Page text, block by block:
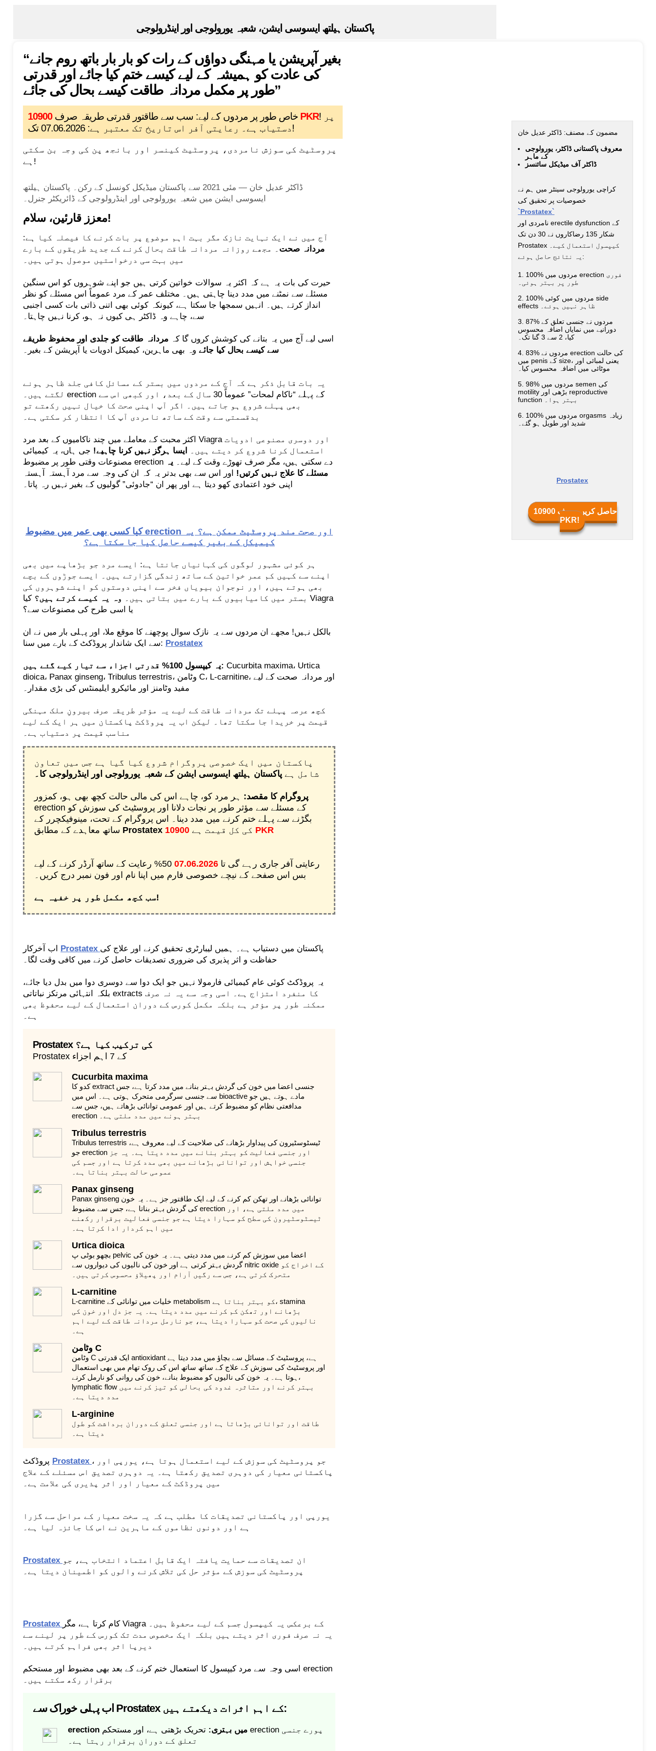
پاکستان ہیلتھ ایسوسی ایشن، شعبہ یورولوجی اور اینڈرولوجی
“بغیر آپریشن یا مہنگی دواؤں کے رات کو بار بار باتھ روم جانے
کی عادت کو ہمیشہ کے لیے کیسے ختم کیا جائے اور قدرتی
طور پر مکمل مردانہ طاقت کیسے بحال کی جائے”
خاص طور پر مردوں کے لیے: سب سے طاقتور قدرتی طریقہ صرف 10900 PKR! پر
دستیاب ہے۔ رعایتی آفر اس تاریخ تک معتبر ہے: 07.06.2026 تک!
پروسٹیٹ کی سوزش نامردی، پروسٹیٹ کینسر اور بانجھ پن کی وجہ بن سکتی
ہے!
ڈاکٹر عدیل خان — مئی 2021 سے پاکستان میڈیکل کونسل کے رکن۔ پاکستان ہیلتھ
ایسوسی ایشن میں شعبہ یورولوجی اور اینڈرولوجی کے ڈائریکٹر جنرل۔
معزز قارئین، سلام!
آج میں نے ایک نہایت نازک مگر بہت اہم موضوع پر بات کرنے کا فیصلہ کیا ہے:
مردانہ صحت ۔ مجھے روزانہ مردانہ طاقت بحال کرنے کے جدید طریقوں کے بارے
میں بہت سی درخواستیں موصول ہوتی ہیں۔
حیرت کی بات یہ ہے کہ اکثر یہ سوالات خواتین کرتی ہیں جو اپنے شوہروں کو اس سنگین
مسئلے سے نمٹنے میں مدد دینا چاہتی ہیں۔ مختلف عمر کے مرد عموماً اس مسئلے کو نظر
انداز کرتے ہیں۔ انہیں سمجھا جا سکتا ہے، کیونکہ کوئی بھی اتنی ذاتی بات کسی اجنبی
سے، چاہے وہ ڈاکٹر ہی کیوں نہ ہو، کرنا نہیں چاہتا۔
اسی لیے آج میں یہ بتانے کی کوشش کروں گا کہ مردانہ طاقت کو جلدی اور محفوظ طریقے
سے کیسے بحال کیا جائے وہ بھی ماہرین، کیمیکل ادویات یا آپریشن کے بغیر۔
یہ بات قابل ذکر ہے کہ آج کے مردوں میں بستر کے مسائل کافی جلد ظاہر ہونے
لگتے ہیں۔ erection کے پہلے “ناکام لمحات” عموماً 30 سال کے بعد، اور کبھی اس سے
بھی پہلے شروع ہو جاتے ہیں۔ اگر آپ اپنی صحت کا خیال نہیں رکھتے تو
بدقسمتی سے وقت کے ساتھ نامردی آپ کا انتظار کر سکتی ہے۔
اکثر محبت کے معاملے میں چند ناکامیوں کے بعد مرد Viagra اور دوسری مصنوعی ادویات
استعمال کرنا شروع کر دیتے ہیں۔
ایسا ہرگز نہیں کرنا چاہیے! جی ہاں، یہ کیمیائی
مصنوعات وقتی طور پر مضبوط erection دے سکتی ہیں، مگر صرف تھوڑے وقت کے لیے۔ یہ
مسئلے کا علاج نہیں کرتیں! اور اس سے بھی بدتر یہ کہ ان کی وجہ سے مرد آہستہ آہستہ
اپنی خود اعتمادی کھو دیتا ہے اور پھر ان “جادوئی” گولیوں کے بغیر نہیں رہ پاتا۔
کیا کسی بھی عمر میں مضبوط erection اور صحت مند پروسٹیٹ ممکن ہے؟ یہ
کیمیکل کے بغیر کیسے حاصل کیا جا سکتا ہے؟
ہر کوئی مشہور لوگوں کی کہانیاں جانتا ہے: ایسے مرد جو بڑھاپے میں بھی
اپنے سے کہیں کم عمر خواتین کے ساتھ زندگی گزارتے ہیں۔ ایسے جوڑوں کے بچے
بھی ہوتے ہیں، اور نوجوان بیویاں فخر سے اپنی دوستوں کو اپنے شوہروں کی
بستر میں کامیابیوں کے بارے میں بتاتی ہیں۔
وہ یہ کیسے کرتے ہیں؟ کیا Viagra
یا اسی طرح کی مصنوعات سے؟
بالکل نہیں! مجھے ان مردوں سے یہ نازک سوال پوچھنے کا موقع ملا، اور پہلی بار میں نے ان
سے ایک شاندار پروڈکٹ کے بارے میں سنا: Prostatex
یہ کیپسول 100% قدرتی اجزاء سے تیار کیے گئے ہیں: Cucurbita maxima، Urtica
dioica، Panax ginseng، Tribulus terrestris، وٹامن C، L-carnitine، اور مردانہ صحت کے لیے
مفید وٹامنز اور مائیکرو ایلیمنٹس کی بڑی مقدار۔
کچھ عرصہ پہلے تک مردانہ طاقت کے لیے یہ مؤثر طریقہ صرف بیرونِ ملک مہنگی
قیمت پر خریدا جا سکتا تھا۔ لیکن اب یہ پروڈکٹ پاکستان میں ہر ایک کے لیے
مناسب قیمت پر دستیاب ہے۔
پاکستان میں ایک خصوصی پروگرام شروع کیا گیا ہے جس میں تعاون
شامل ہے پاکستان ہیلتھ ایسوسی ایشن کے شعبہ یورولوجی اور اینڈرولوجی کا۔
پروگرام کا مقصد: ہر مرد کو، چاہے اس کی مالی حالت کچھ بھی ہو، کمزور
erection کے مسئلے سے مؤثر طور پر نجات دلانا اور پروسٹیٹ کی سوزش کو
بگڑنے سے پہلے ختم کرنے میں مدد دینا۔ اس پروگرام کے تحت، مینوفیکچرر کے
Prostatex کی کل قیمت ہے 10900 PKR
رعایتی آفر جاری رہے گی تا 07.06.2026
50% رعایت کے ساتھ آرڈر کرنے کے لیے
بس اس صفحے کے نیچے خصوصی فارم میں اپنا نام اور فون نمبر درج کریں۔
سب کچھ مکمل طور پر خفیہ ہے!
Prostatex پاکستان میں دستیاب ہے۔ ہمیں لیبارٹری تحقیق کرنے اور علاج کی
حفاظت و اثر پذیری کی ضروری تصدیقات حاصل کرنے میں کافی وقت لگا۔
یہ پروڈکٹ کوئی عام کیمیائی فارمولا نہیں جو ایک دوا سے دوسری دوا میں بدل دیا جائے،
بلکہ انتہائی مرتکز نباتاتی extracts کا منفرد امتزاج ہے۔ اسی وجہ سے یہ نہ صرف
ممکنہ طور پر مؤثر ہے بلکہ مکمل کورس کے دوران استعمال کے لیے محفوظ بھی
ہے۔
Prostatex کی ترکیب کیا ہے؟
Prostatex کے 7 اہم اجزاء
Cucurbita maxima
کدو کا extract جنسی اعضا میں خون کی گردش بہتر بنانے میں مدد کرتا ہے، جس
سے جنسی سرگرمی متحرک ہوتی ہے۔ اس میں bioactive مادے ہوتے ہیں جو
مدافعتی نظام کو مضبوط کرتے ہیں اور عمومی توانائی بڑھاتے ہیں، جس سے
erection بہتر ہونے میں مدد ملتی ہے۔
Tribulus terrestris
Tribulus terrestris ٹیسٹوسٹیرون کی پیداوار بڑھانے کی صلاحیت کے لیے معروف ہے،
جو erection اور جنسی فعالیت کو بہتر بنانے میں مدد دیتا ہے۔ یہ جز
جنسی خواہش اور توانائی بڑھانے میں بھی مدد کرتا ہے اور جسم کی
عمومی حالت بہتر بناتا ہے۔
Panax ginseng
Panax ginseng توانائی بڑھانے اور تھکن کم کرنے کے لیے ایک طاقتور جز ہے۔ یہ خون
کی گردش بہتر بناتا ہے، جس سے مضبوط erection میں مدد ملتی ہے، اور
ٹیسٹوسٹیرون کی سطح کو سہارا دیتا ہے جو جنسی فعالیت برقرار رکھنے
میں اہم کردار ادا کرتا ہے۔
Urtica dioica
بچھو بوٹی پ pelvic اعضا میں سوزش کم کرنے میں مدد دیتی ہے۔ یہ خون کی
گردش بہتر کرتی ہے اور خون کی نالیوں کی دیواروں سے nitric oxide کے اخراج کو
متحرک کرتی ہے، جس سے رگیں آرام اور پھیلاؤ محسوس کرتی ہیں۔
L-carnitine
L-carnitine خلیات میں توانائی کے metabolism کو بہتر بناتا ہے، stamina
بڑھانے اور تھکن کم کرنے میں مدد دیتا ہے۔ یہ جز دل اور خون کی
نالیوں کی صحت کو سہارا دیتا ہے، جو نارمل مردانہ طاقت کے لیے اہم
ہے۔
وٹامن C
وٹامن C ایک قدرتی antioxidant ہے، پروسٹیٹ کے مسائل سے بچاؤ میں مدد دیتا ہے
اور پروسٹیٹ کی سوزش کے علاج کے ساتھ ساتھ اس کی روک تھام میں بھی استعمال
ہوتا ہے۔ یہ خون کی نالیوں کو مضبوط بنانے، خون کی روانی کو نارمل کرنے،
lymphatic flow بہتر کرنے اور متاثرہ غدود کی بحالی کو تیز کرنے میں
مدد دیتا ہے۔
L-arginine
طاقت اور توانائی بڑھاتا ہے اور جنسی تعلق کے دوران برداشت کو طول
دیتا ہے۔
Prostatex ، جو پروسٹیٹ کی سوزش کے لیے استعمال ہوتا ہے، یورپی اور
پاکستانی معیار کی دوہری تصدیق رکھتا ہے۔ یہ دوہری تصدیق اس مسئلے کے علاج
میں پروڈکٹ کے معیار اور اثر پذیری کی علامت ہے۔
یورپی اور پاکستانی تصدیقات کا مطلب ہے کہ یہ سخت معیار کے مراحل سے گزرا
ہے اور دونوں نظاموں کے ماہرین نے اس کا جائزہ لیا ہے۔
Prostatex ان تصدیقات سے حمایت یافتہ ایک قابل اعتماد انتخاب ہے، جو
پروسٹیٹ کی سوزش کے مؤثر حل کی تلاش کرنے والوں کو اطمینان دیتا ہے۔
Prostatex کام کرتا ہے، مگر Viagra کے برعکس یہ کیپسول جسم کے لیے محفوظ ہیں۔
یہ نہ صرف فوری اثر دیتے ہیں بلکہ ایک مخصوص مدت تک کورس کے طور پر لینے سے
دیرپا اثر بھی فراہم کرتے ہیں۔
اسی وجہ سے مرد کیپسول کا استعمال ختم کرنے کے بعد بھی مضبوط اور مستحکم erection
برقرار رکھ سکتے ہیں۔
اب پہلی خوراک سے Prostatex کے اہم اثرات دیکھتے ہیں:
erection میں بہتری: تحریک بڑھتی ہے، اور مستحکم erection پورے جنسی
تعلق کے دوران برقرار رہتا ہے۔
مضمون کے مصنف: ڈاکٹر عدیل خان
معروف پاکستانی ڈاکٹر، یورولوجی
کے ماہر
ڈاکٹر آف میڈیکل سائنسز
کراچی یورولوجی سینٹر میں ہم نے
خصوصیات پر تحقیق کی
`Prostatex`
نامردی اور erectile dysfunction کے
شکار 135 رضاکاروں نے 30 دن تک
Prostatex کیپسول استعمال کیے۔
یہ نتائج حاصل ہوئے:
1. 100% مردوں میں erection فوری
طور پر بہتر ہوئی۔
2. 100% مردوں میں کوئی side
effects ظاہر نہیں ہوئے۔
3. 87% مردوں نے جنسی تعلق کے
دورانیے میں نمایاں اضافہ محسوس
کیا، 2 سے 3 گنا تک۔
4. 83% مردوں نے erection کی حالت
میں penis کے size، یعنی لمبائی اور
موٹائی میں اضافہ محسوس کیا۔
5. 98% مردوں میں semen کی
motility بڑھی اور reproductive
function بہتر ہوا۔
6. 100% مردوں میں orgasms زیادہ
شدید اور طویل ہو گئے۔
Prostatex
حاصل کریں صرف10900
PKR!